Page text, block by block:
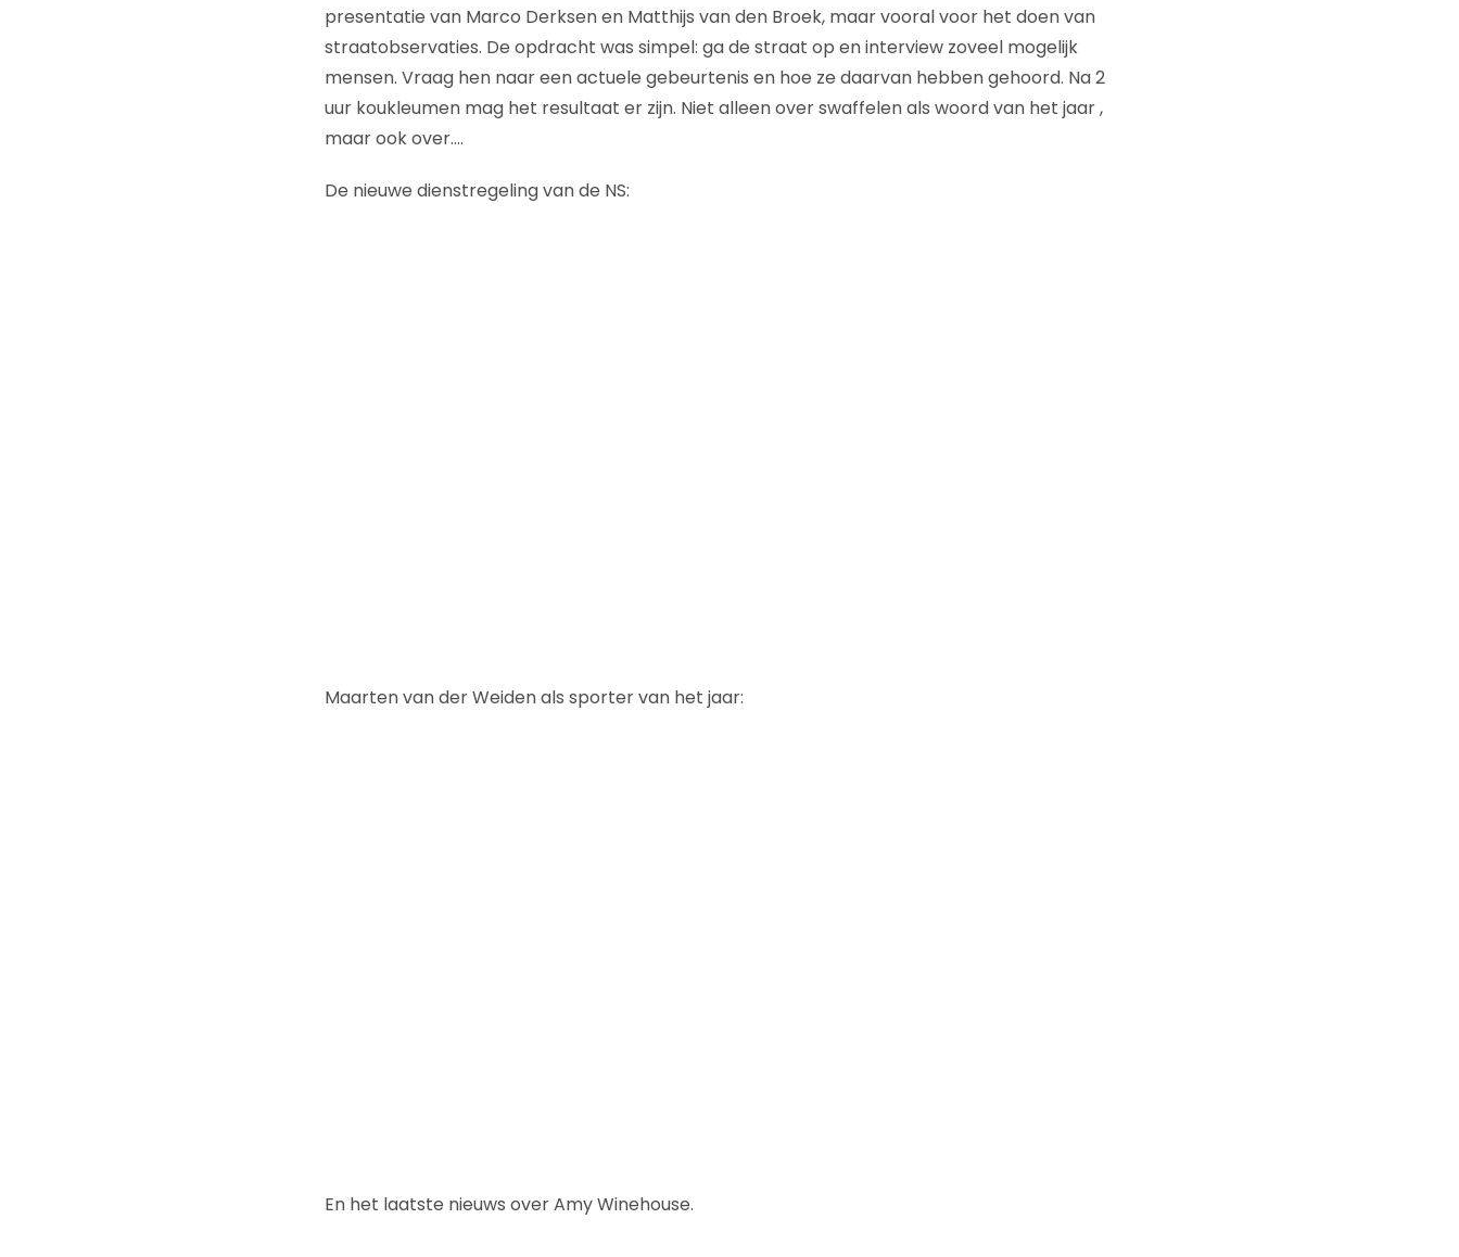
presentatie van Marco Derksen en Matthijs van den Broek, maar vooral voor het doen van
straatobservaties. De opdracht was simpel: ga de straat op en interview zoveel mogelijk
mensen. Vraag hen naar een actuele gebeurtenis en hoe ze daarvan hebben gehoord. Na 2
uur koukleumen mag het resultaat er zijn. Niet alleen over swaffelen als woord van het jaar ,
maar ook over….
De nieuwe dienstregeling van de NS:
Maarten van der Weiden als sporter van het jaar:
En het laatste nieuws over Amy Winehouse.